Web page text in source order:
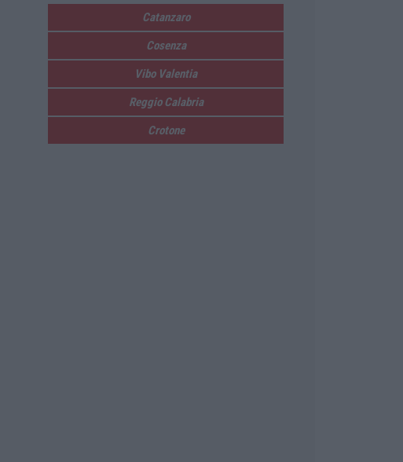
Catanzaro
Cosenza
Vibo Valentia
Reggio Calabria
Crotone